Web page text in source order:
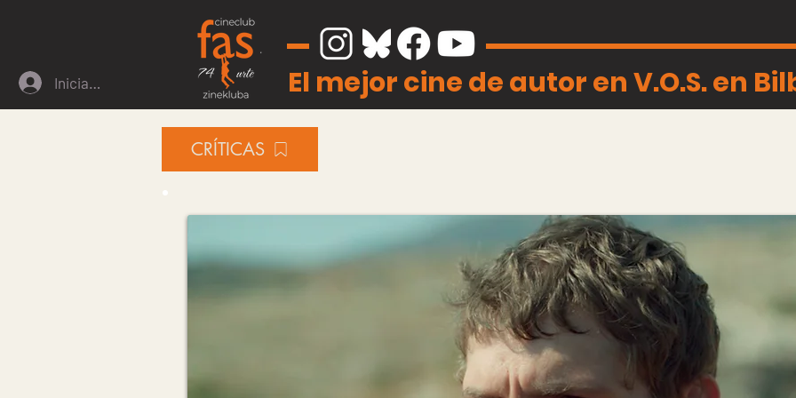
Iniciar sesión El mejor cine de autor en V.O.S. en
CRÍTICAS